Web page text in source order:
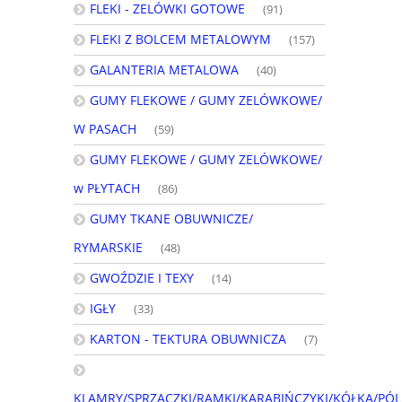
FLEKI - ZELÓWKI GOTOWE (91)
FLEKI Z BOLCEM METALOWYM (157)
GALANTERIA METALOWA (40)
GUMY FLEKOWE / GUMY ZELÓWKOWE/
W PASACH
(59)
GUMY FLEKOWE / GUMY ZELÓWKOWE/
w PŁYTACH
(86)
GUMY TKANE OBUWNICZE/
RYMARSKIE
(48)
GWOŹDZIE I TEXY (14)
IGŁY (33)
KARTON - TEKTURA OBUWNICZA (7)
KLAMRY/SPRZĄCZKI/RAMKI/KARABIŃCZYKI/KÓŁKA/